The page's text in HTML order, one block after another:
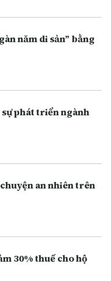
năm di sản” bằng
sự phát triển ngành
an nhiên trên
30% thuế cho hộ